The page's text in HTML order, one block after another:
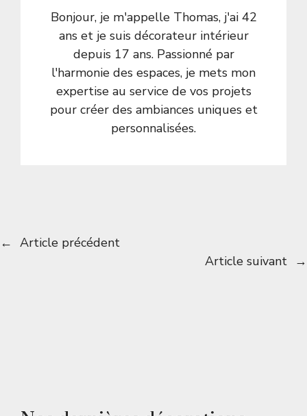
Bonjour, je m'appelle Thomas, j'ai 42
ans et je suis décorateur intérieur
depuis 17 ans. Passionné par
l'harmonie des espaces, je mets mon
expertise au service de vos projets
pour créer des ambiances uniques et
personnalisées.
← Article précédent
Article suivant →